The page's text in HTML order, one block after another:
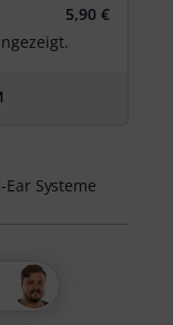
5,90 €
Systeme